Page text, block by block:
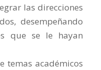
las direcciones
desempeñando
que se le hayan
temas académicos